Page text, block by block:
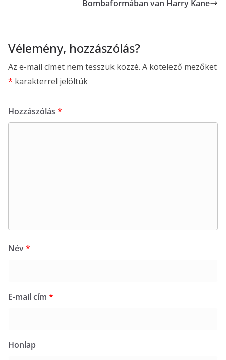
Bombaformában van Harry Kane
Vélemény, hozzászólás?
Az e-mail címet nem tesszük közzé. A kötelező mezőket
* karakterrel jelöltük
Hozzászólás *
Név*
E-mail cím *
Honlap